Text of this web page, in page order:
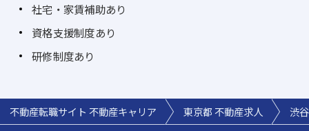
社宅・家賃補助あり
資格支援制度あり
研修制度あり
不動産転職サイト 不動産キャリア 東京都 不動産求人 渋